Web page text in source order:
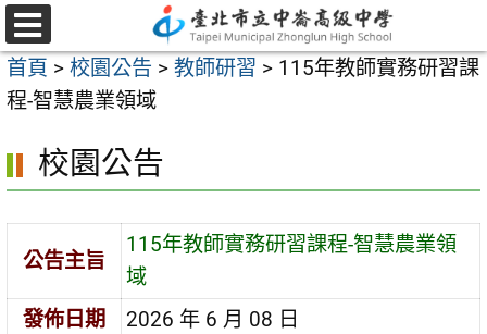
跳
至
主
要
容
選
單
首頁 > 校園公告 > 教師研習 > 115年教師實務研習課
程-智慧農業領域
校園公告
公告主旨
115年教師實務研習課程-智慧農業領
域
發佈日期
2026 年 6 月 08 日